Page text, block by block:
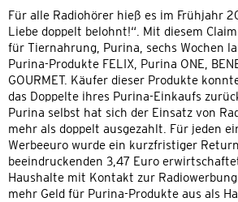
Für alle Radiohörer hieß es im Frühjahr
Liebe doppelt belohnt!“. Mit diesem
für Tiernahrung, Purina, sechs Wochen
Purina-Produkte FELIX, Purina ONE,
GOURMET. Käufer dieser Produkte
das Doppelte ihres Purina-Einkaufs
Purina selbst hat sich der Einsatz von
mehr als doppelt ausgezahlt. Für jeden
Werbeeuro wurde ein kurzfristiger
beeindruckenden 3,47 Euro
Haushalte mit Kontakt zur
mehr Geld für Purina-Produkte aus als